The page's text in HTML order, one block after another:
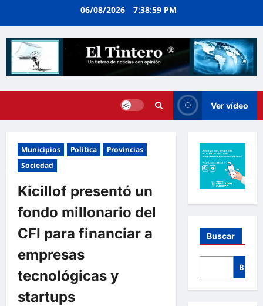
06/08/2026 7:39:00 PM
Ver vídeo
Municipios Política
Provincias
Sociedad
Kicillof presentó un
fondo millonario del
CFI para financiar a
empresas
tecnológicas y
startups
Buscar